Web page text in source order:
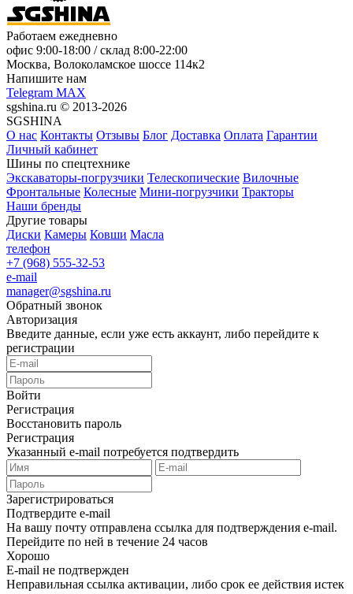
Работаем ежедневно
офис 9:00-18:00 / склад 8:00-22:00
Москва, Волоколамское шоссе 114к2
Напишите нам
Telegram MAX
sgshina.ru © 2013-2026
SGSHINA
О нас Контакты Отзывы Блог Доставка Оплата Гарантии
Личный кабинет
Шины по спецтехнике
Экскаваторы-погрузчики Телескопические Вилочные
Фронтальные Колесные Мини-погрузчики Тракторы
Наши бренды
Другие товары
Диски Камеры Ковши Масла
телефон
+7 (968) 555-32-53
e-mail
manager@sgshina.ru
Обратный звонок
Авторизация
Введите данные, если уже есть аккаунт, либо перейдите к
регистрации
Войти
Регистрация
Восстановить пароль
Регистрация
Указанный e-mail потребуется подтвердить
Зарегистрироваться
Подтвердите e-mail
На вашу почту отправлена ссылка для подтверждения e-mail.
Перейдите по ней в течение 24 часов
Хорошо
E-mail не подтвержден
Неправильная ссылка активации, либо срок ее действия истек